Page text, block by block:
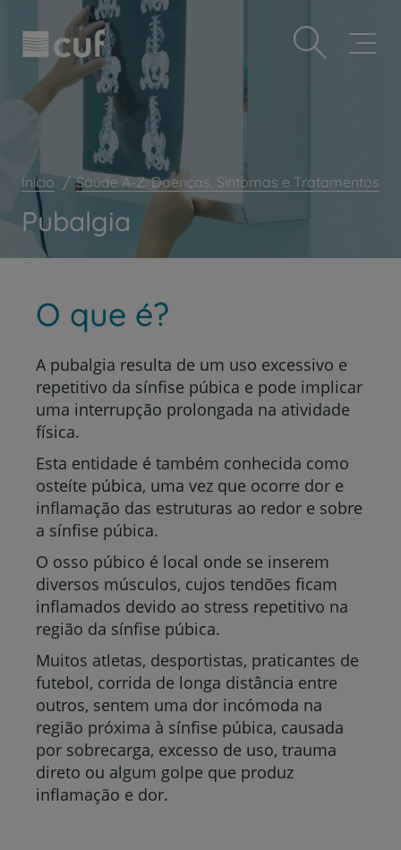
este
inclui
sistema
para
conteúdo
principal
Prevenção e bem-estar
Grandes Áreas da Saúde
Serviços CUF
Plano +CUF
My CUF
Clientes e acompanhantes
CUF Academic Center
Para profissionais
Contacte-nos
Início Saúde A-Z: Doenças, Sintomas e Tratamentos
Pubalgia
O que é?
A pubalgia resulta de um uso excessivo e
repetitivo da sínfise púbica e pode implicar
uma interrupção prolongada na atividade
física.
Esta entidade é também conhecida como
osteíte púbica, uma vez que ocorre dor e
inflamação das estruturas ao redor e sobre
a sínfise púbica.
O osso púbico é local onde se inserem
diversos músculos, cujos tendões ficam
inflamados devido ao stress repetitivo na
região da sínfise púbica.
Muitos atletas, desportistas, praticantes de
futebol, corrida de longa distância entre
outros, sentem uma dor incómoda na
região próxima à sínfise púbica, causada
por sobrecarga, excesso de uso, trauma
direto ou algum golpe que produz
inflamação e dor.